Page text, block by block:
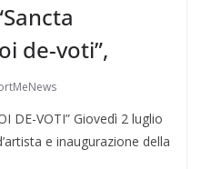
de-voti”,
DE-VOTI” Giovedì 2 luglio
e inaugurazione della